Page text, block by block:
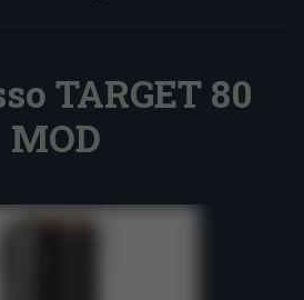
TARGET 80
MOD